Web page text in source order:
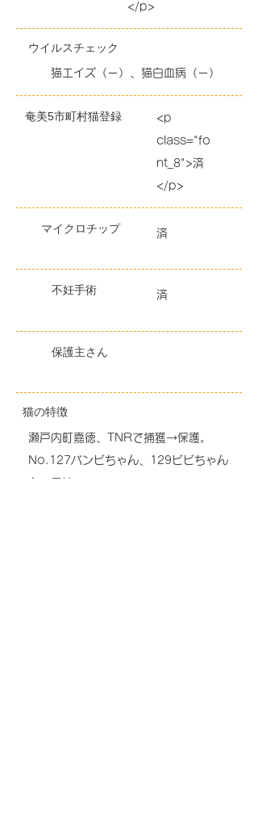
</p>
ウイルス​チェック
猫エイズ（ー）、猫白血病（ー）
奄美5市町村猫登録
<p
class="fo
nt_8">済
</p>
マイクロチップ 済
不妊手術 済
保護主さん
猫の特徴
瀬戸内町嘉徳、TNRで捕獲→保護。
No.127バンビちゃん、129ビビちゃん